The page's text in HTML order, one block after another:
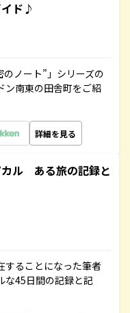
ド♪
ノート”」シリーズの
ン南東の田舎町をご紹
詳細を見る
カル ある旅の記録と
することになった筆者
な45日間の記録と記